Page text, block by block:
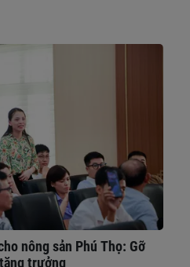
nông sản Phú Thọ: Gỡ
trưởng